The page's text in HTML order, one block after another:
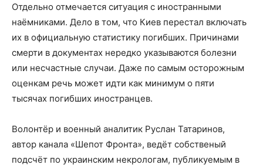
Отдельно отмечается ситуация с иностранными
наёмниками. Дело в том, что Киев перестал включать
их в официальную статистику погибших. Причинами
смерти в документах нередко указываются болезни
или несчастные случаи. Даже по самым осторожным
оценкам речь может идти как минимум о пяти
тысячах погибших иностранцев.
Волонтёр и военный аналитик Руслан Татаринов,
автор канала «Шепот Фронта», ведёт собственый
подсчёт по украинским некрологам, публикуемым в